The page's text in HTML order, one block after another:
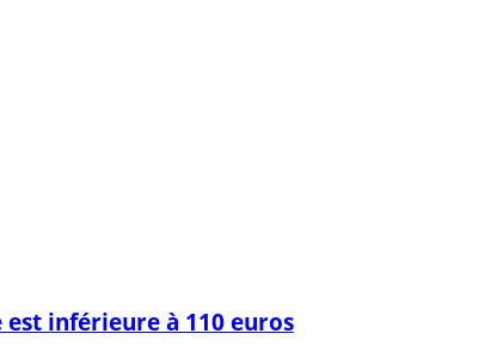
inférieure à 110 euros